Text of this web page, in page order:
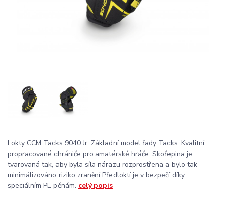
Lokty CCM Tacks 9040 Jr. Základní model řady Tacks. Kvalitní
propracované chrániče pro amatérské hráče. Skořepina je
tvarovaná tak, aby byla síla nárazu rozprostřena a bylo tak
minimálizováno riziko zranění Předloktí je v bezpečí díky
speciálním PE pěnám. celý popis